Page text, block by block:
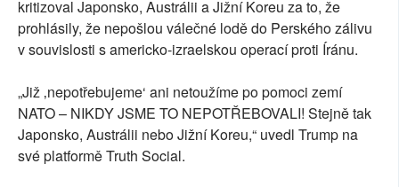
kritizoval Japonsko, Austrálii a Jižní Koreu za to, že
prohlásily, že nepošlou válečné lodě do Perského zálivu
v souvislosti s americko-izraelskou operací proti Íránu.
„Již ‚nepotřebujeme‘ ani netoužíme po pomoci zemí
NATO – NIKDY JSME TO NEPOTŘEBOVALI! Stejně tak
Japonsko, Austrálii nebo Jižní Koreu,“ uvedl Trump na
své platformě Truth Social.